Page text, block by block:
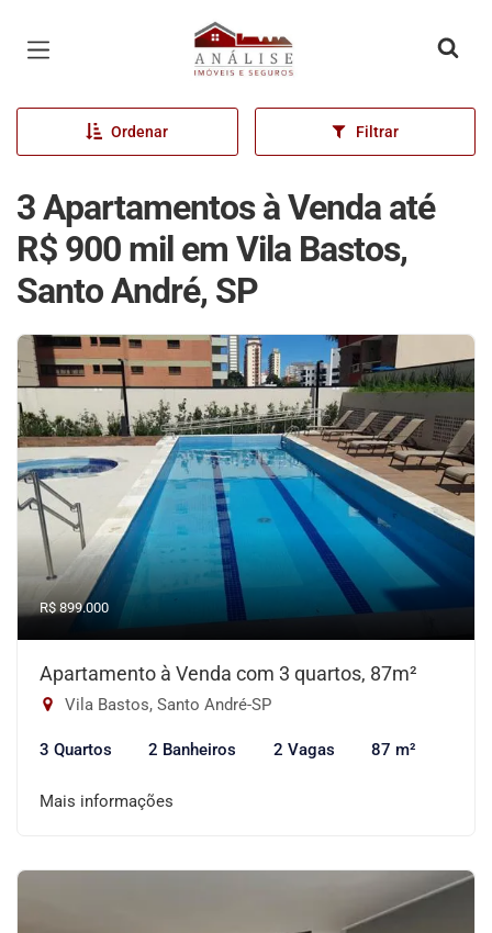
Página inicial
Ordenar Filtrar
3 Apartamentos à Venda até
R$ 900 mil em Vila Bastos,
Santo André, SP
R$ 899.000
Apartamento à Venda com 3 quartos, 87m²
Vila Bastos, Santo André-SP
3 Quartos 2 Banheiros 2 Vagas 87 m²
Mais informações